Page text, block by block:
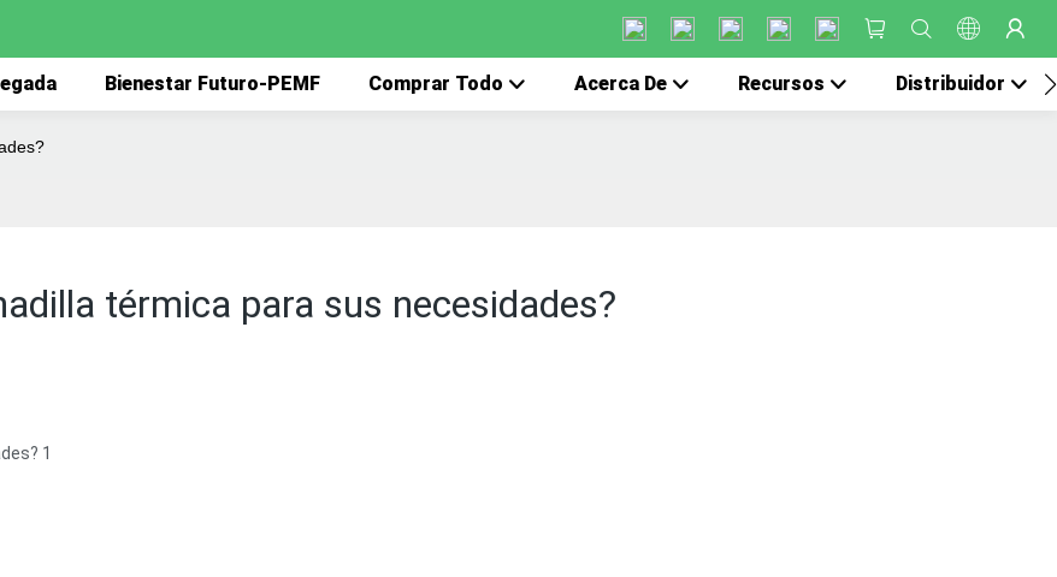
Bienestar Futuro-PEMF Comprar Todo Acerca De Recursos Distribuidor
térmica para sus necesidades?